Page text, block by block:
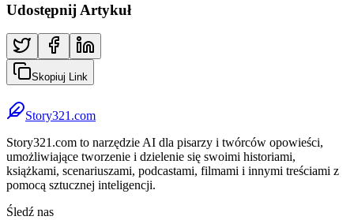
Udostępnij Artykuł
Skopiuj Link
Story321.com
Story321.com to narzędzie AI dla pisarzy i twórców opowieści,
umożliwiające tworzenie i dzielenie się swoimi historiami,
książkami, scenariuszami, podcastami, filmami i innymi treściami z
pomocą sztucznej inteligencji.
Śledź nas